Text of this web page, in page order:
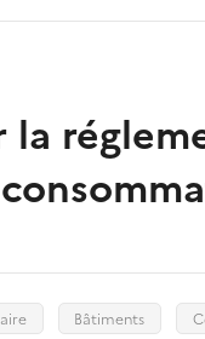
Bâtiments